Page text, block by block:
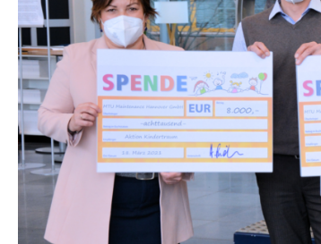
STA­TI­ON 62
STA­TI­ON 64
BRÜ­CKEN­TEAM
VER­AN­STAL­TUN­GEN
MUT­PER­LEN
WALD­PI­RA­TEN
TRAU­ER­GRUP­PE